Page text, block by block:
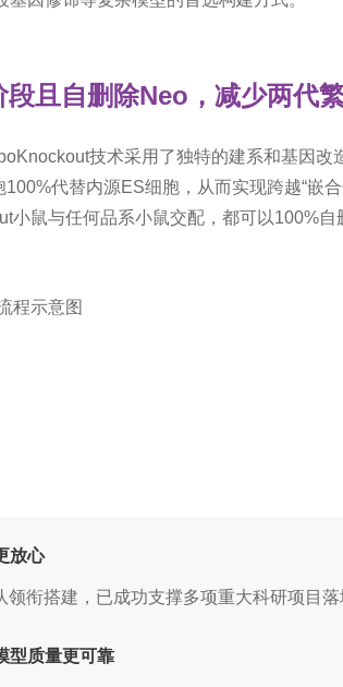
段且自删除Neo，减少两代
技术采用了独特的建系和基因
代替内源ES细胞，从而实现跨越“嵌
小鼠与任何品系小鼠交配，都可以100%
放心
领衔搭建，已成功支撑多项重大科研项目
型质量更可靠